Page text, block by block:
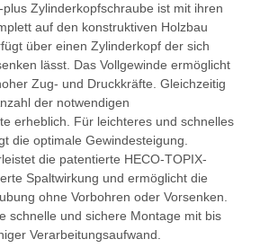
plus Zylinderkopfschraube ist mit ihren
auf den konstruktiven Holzbau
über einen Zylinderkopf der sich
lässt. Das Vollgewinde ermöglicht
Zug- und Druckkräfte. Gleichzeitig
der notwendigen
erheblich. Für leichteres und schnelles
die optimale Gewindesteigung.
die patentierte HECO-TOPIX-
Spaltwirkung und ermöglicht die
ohne Vorbohren oder Vorsenken.
schnelle und sichere Montage mit bis
Verarbeitungsaufwand.